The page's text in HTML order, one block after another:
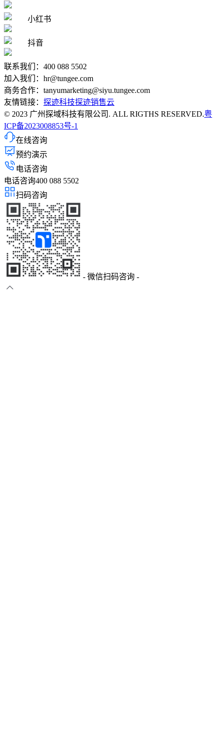
小红书
抖音
联系我们：400 088 5502
加入我们：hr@tungee.com
商务合作：tanyumarketing@siyu.tungee.com
友情链接： 探迹科技探迹销售云
© 2023 广州探域科技有限公司. ALL RIGTHS RESERVED.粤
ICP备2023008853号-1
在线咨询
预约演示
电话咨询
电话咨询400 088 5502
扫码咨询
- 微信扫码咨询 -